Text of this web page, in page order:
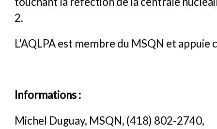
2.
L'AQLPA est membre du MSQN et appuie
Informations :
Michel Duguay, MSQN, (418) 802-2740,